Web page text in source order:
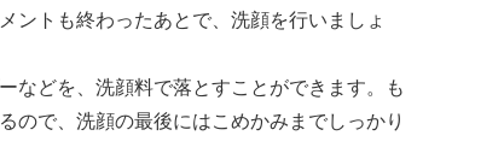
ントも終わったあとで、洗顔を行いましょ
などを、洗顔料で落とすことができます。も
ので、洗顔の最後にはこめかみまでしっかり